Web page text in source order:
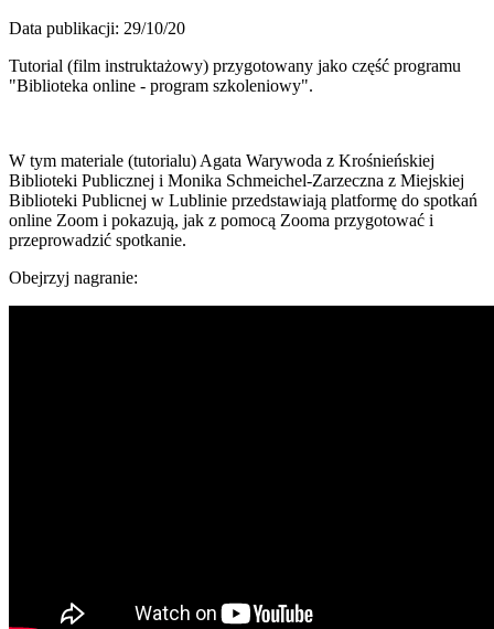
Data publikacji: 29/10/20
Tutorial (film instruktażowy) przygotowany jako część programu
"Biblioteka online - program szkoleniowy".
W tym materiale (tutorialu) Agata Warywoda z Krośnieńskiej
Biblioteki Publicznej i Monika Schmeichel-Zarzeczna z Miejskiej
Biblioteki Publicnej w Lublinie przedstawiają platformę do spotkań
online Zoom i pokazują, jak z pomocą Zooma przygotować i
przeprowadzić spotkanie.
Obejrzyj nagranie: